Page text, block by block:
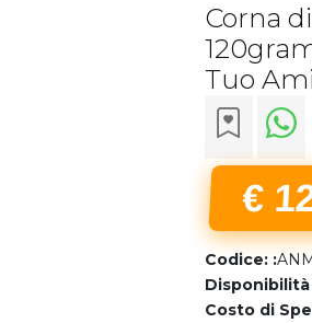
Corna
Tuo
€
Codice: :
Disponibilità
Costo di